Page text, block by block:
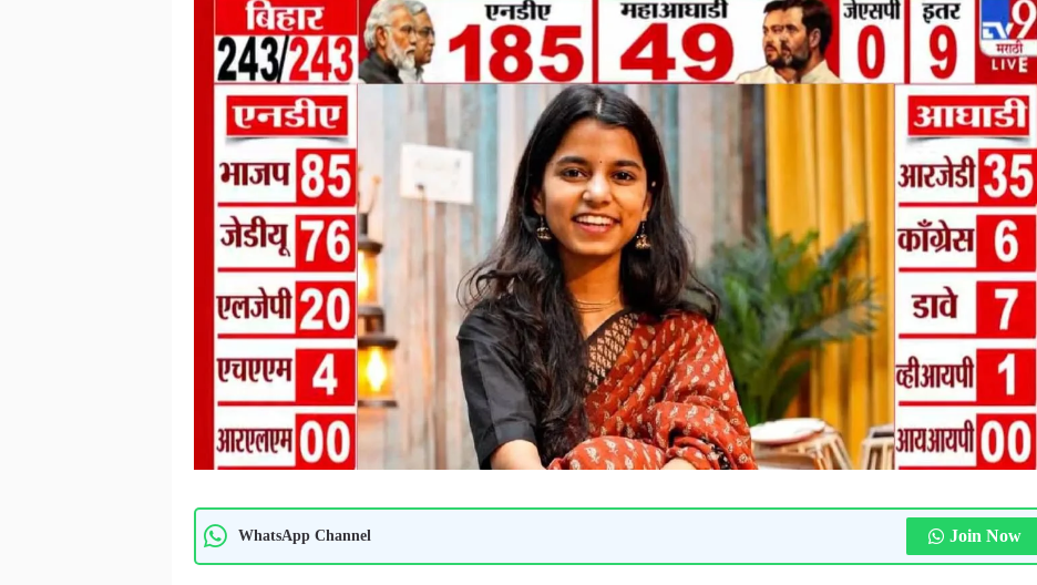
WhatsApp Channel Join Now